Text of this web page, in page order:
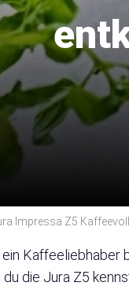
Impressa Z5
Kaffeeliebhaber
du die Jura Z5